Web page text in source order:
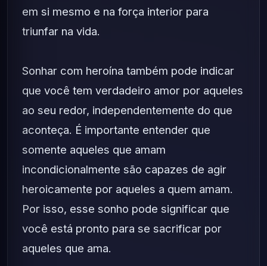
em si mesmo e na força interior para
triunfar na vida.
Sonhar com heroína também pode indicar
que você tem verdadeiro amor por aqueles
ao seu redor, independentemente do que
aconteça. É importante entender que
somente aqueles que amam
incondicionalmente são capazes de agir
heroicamente por aqueles a quem amam.
Por isso, esse sonho pode significar que
você está pronto para se sacrificar por
aqueles que ama.